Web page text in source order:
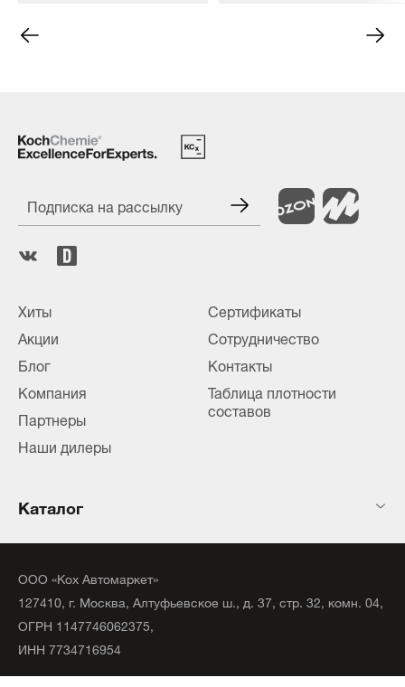
Подписка на рассылку
Хиты
Акции
Блог
Компания
Партнеры
Наши дилеры
Сертификаты
Сотрудничество
Контакты
Таблица плотности
составов
Каталог
ООО «Кох Автомаркет»
127410, г. Москва, Алтуфьевское ш., д. 37, стр. 32, комн. 04,
ОГРН 1147746062375,
ИНН 7734716954